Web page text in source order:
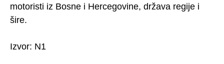
motoristi iz Bosne i Hercegovine, država regije i
šire.
Izvor: N1